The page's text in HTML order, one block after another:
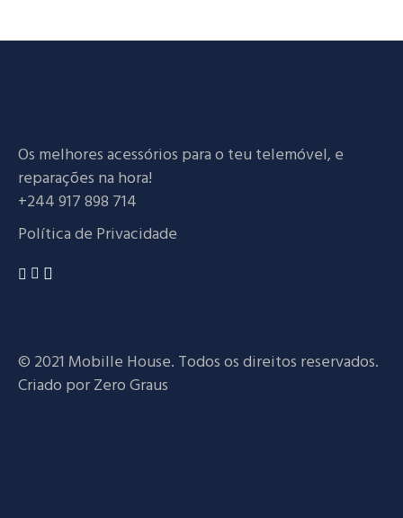
Os melhores acessórios para o teu telemóvel, e
reparações na hora!
+244 917 898 714
Política de Privacidade
© 2021 Mobille House. Todos os direitos reservados.
Criado porZero Graus